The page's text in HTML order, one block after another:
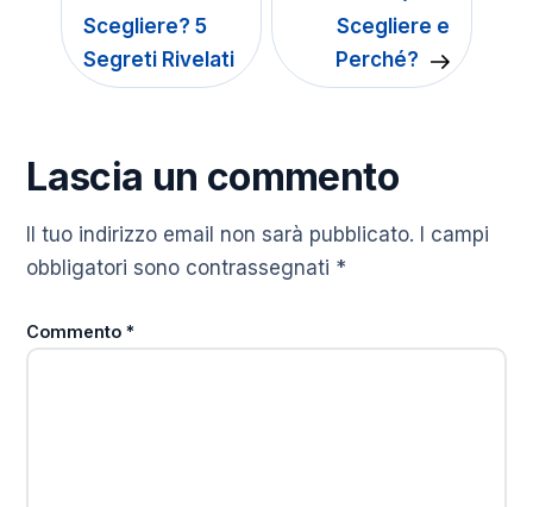
Scegliere? 5
Segreti Rivelati
Scegliere e
Perché?
Lascia un commento
Il tuo indirizzo email non sarà pubblicato. I campi
obbligatori sono contrassegnati *
Commento*